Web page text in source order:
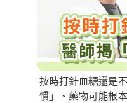
按時打針血糖還是
慣」、藥物可能根